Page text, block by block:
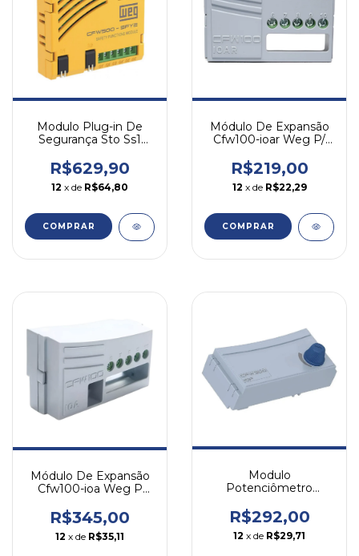
Modulo Plug-in De
Segurança Sto Ss1
R$629,90
12 x de R$64,80
COMPRAR
Módulo De Expansão
Cfw100-ioar Weg P/
R$219,00
12 x de R$22,29
COMPRAR
Módulo De Expansão
Cfw100-ioa Weg P
R$345,00
12 x de R$35,11
Modulo
Potenciômetro
Inversor Cfw300
R$292,00
12 x de R$29,71